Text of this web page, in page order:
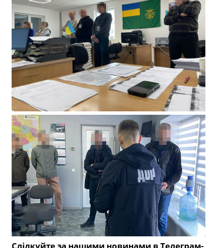
Слідкуйте за нашими новинами в Телеграм-